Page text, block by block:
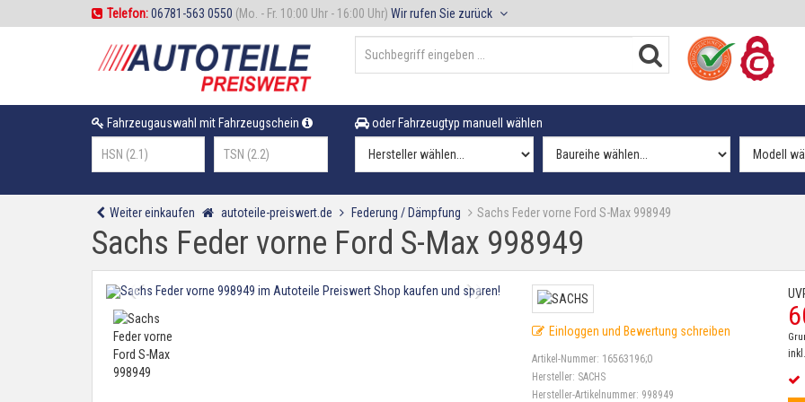
Telefon:06781-563 0550 (Mo. - Fr. 10:00 Uhr - 16:00 Uhr) Wir rufen Sie zurück
Fahrzeugauswahl mit Fahrzeugschein oder Fahrzeugtyp manuell wählen
Weiter einkaufen autoteile-preiswert.de Federung / Dämpfung Sachs Feder vorne Ford S-Max 998949
Sachs Feder vorne Ford S-Max 998949
Einloggen und Bewertung schreiben
Artikel-Nummer: 16563196;0
Hersteller: SACHS
Hersteller-Artikelnummer: 998949